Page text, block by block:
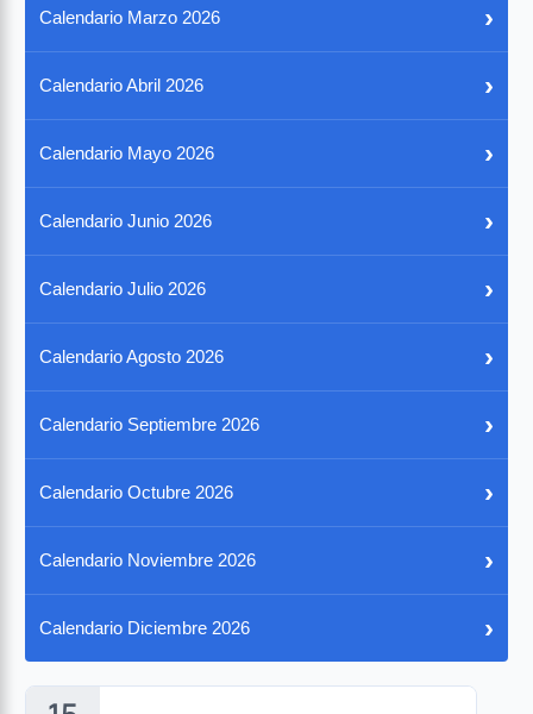
Calendario Marzo 2026 ›
Calendario Abril 2026 ›
Calendario Mayo 2026 ›
Calendario Junio 2026 ›
Calendario Julio 2026 ›
Calendario Agosto 2026 ›
Calendario Septiembre 2026 ›
Calendario Octubre 2026 ›
Calendario Noviembre 2026 ›
Calendario Diciembre 2026 ›